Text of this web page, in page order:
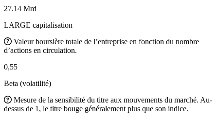
27.14 Mrd
LARGE capitalisation
Valeur boursière totale de l’entreprise en fonction du nombre
d’actions en circulation.
0,55
Beta (volatilité)
Mesure de la sensibilité du titre aux mouvements du marché. Au-
dessus de 1, le titre bouge généralement plus que son indice.